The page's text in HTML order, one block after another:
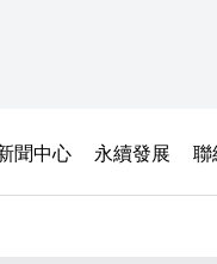
聞中心 永續發展 聯